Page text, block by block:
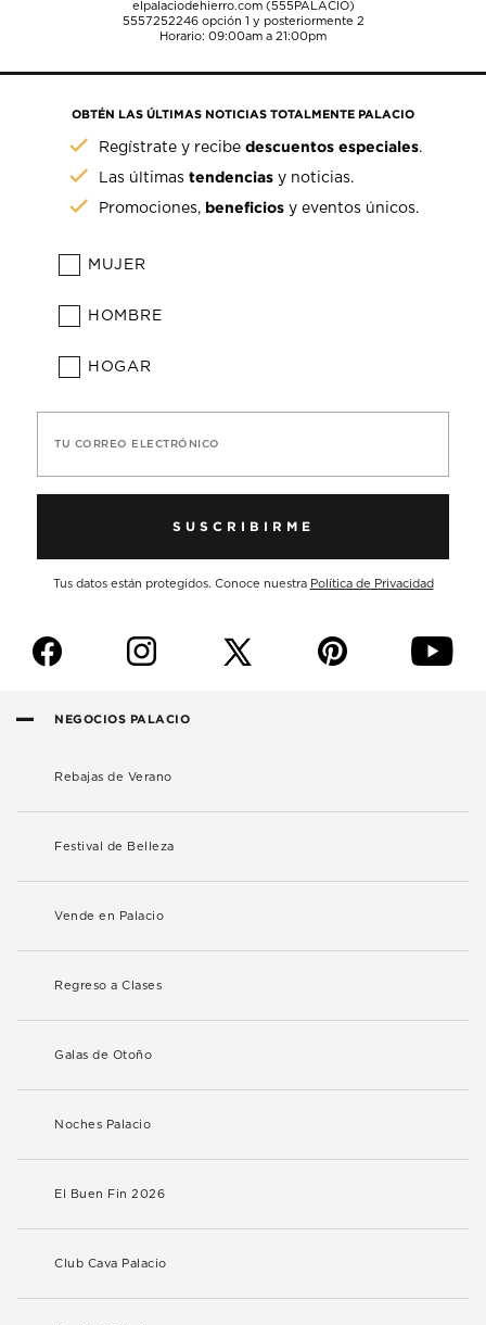
elpalaciodehierro.com (555PALACIO)
5557252246opción 1 y posteriormente 2
Horario: 09:00am a 21:00pm
OBTÉN LAS ÚLTIMAS NOTICIAS TOTALMENTE PALACIO
Regístrate y recibedescuentos especiales.
Las últimastendencias y noticias.
Promociones, beneficios y eventos únicos.
MUJER
HOMBRE
HOGAR
TU CORREO ELECTRÓNICO
SUSCRIBIRME
Tus datos están protegidos. Conoce nuestra Política de Privacidad
f i p y
NEGOCIOS PALACIO
Rebajas de Verano
Festival de Belleza
Vende en Palacio
Regreso a Clases
Galas de Otoño
Noches Palacio
El Buen Fin 2026
Club Cava Palacio